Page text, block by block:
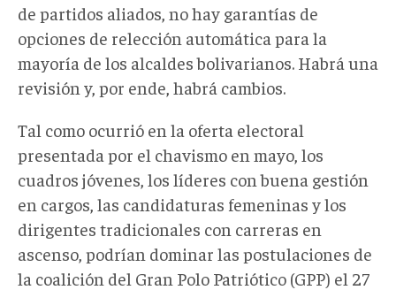
de partidos aliados, no hay garantías de
opciones de relección automática para la
mayoría de los alcaldes bolivarianos. Habrá una
revisión y, por ende, habrá cambios.
Tal como ocurrió en la oferta electoral
presentada por el chavismo en mayo, los
cuadros jóvenes, los líderes con buena gestión
en cargos, las candidaturas femeninas y los
dirigentes tradicionales con carreras en
ascenso, podrían dominar las postulaciones de
la coalición del Gran Polo Patriótico (GPP) el 27